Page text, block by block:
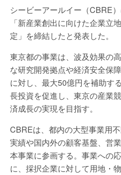
シービーアールイー（CBRE
「新産業創出に向けた企業立
定」を締結したと発表した。
東京都の事業は、波及効果の
な研究開発拠点や経済安全保
に対し、最大50億円を補助す
長投資を促進し、東京の産業
済成長の実現を目指す。
CBREは、都内の大型事業用
実績や国内外の顧客基盤、営
本事業に参画する。事業への
に、採択企業に対して用地・